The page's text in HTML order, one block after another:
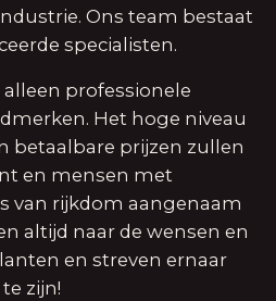
Ons team bestaat
specialisten.
professionele
Het hoge niveau
betaalbare prijzen zullen
en mensen met
van rijkdom aangenaam
altijd naar de wensen en
en streven ernaar
zijn!